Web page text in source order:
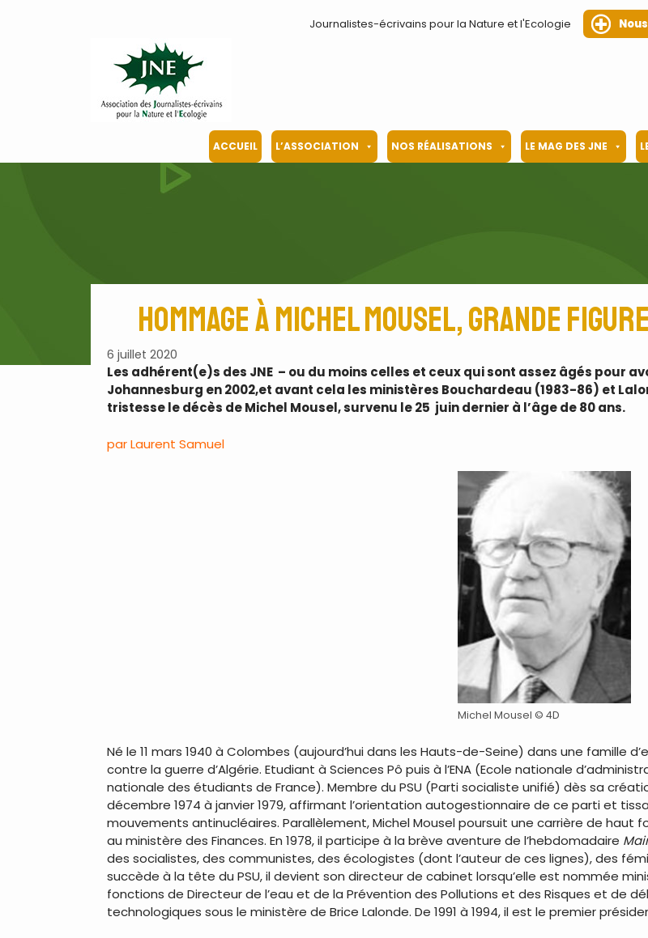
Journalistes-écrivains pour la Nature et l'Ecologie
ACCUEIL L’ASSOCIATION NOS RÉALISATIONS LE MAG DES JNE
Hommage à Michel Mousel, grande
6 juillet 2020
Les adhérent(e)s des JNE – ou du moins celles et ceux qui sont assez âgés pour
Johannesburg en 2002,et avant cela les ministères Bouchardeau (1983-86) et
tristesse le décès de Michel Mousel, survenu le 25 juin dernier à l’âge de 80 ans.
par Laurent Samuel
Michel Mousel © 4D
Né le 11 mars 1940 à Colombes (aujourd’hui dans les Hauts-de-Seine) dans une famille
contre la guerre d’Algérie. Etudiant à Sciences Pô puis à l’ENA (Ecole nationale
nationale des étudiants de France). Membre du PSU (Parti socialiste unifié) dès sa
décembre 1974 à janvier 1979, affirmant l’orientation autogestionnaire de ce parti et
mouvements antinucléaires. Parallèlement, Michel Mousel poursuit une carrière de
au ministère des Finances. En 1978, il participe à la brève aventure de l’hebdomadaire
des socialistes, des communistes, des écologistes (dont l’auteur de ces lignes), des
succède à la tête du PSU, il devient son directeur de cabinet lorsqu’elle est nommée
fonctions de Directeur de l’eau et de la Prévention des Pollutions et des Risques et de
technologiques sous le ministère de Brice Lalonde. De 1991 à 1994, il est le premier